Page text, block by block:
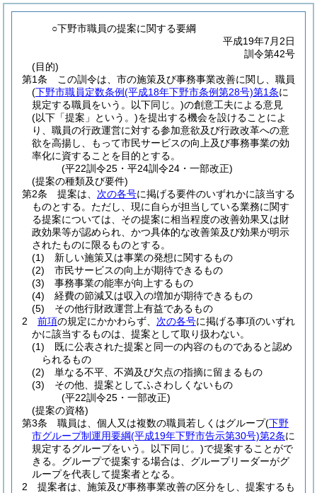
○下野市職員の提案に関する要綱
平成19年7月2日
訓令第42号
(目的)
第1条
この訓令は、市の施策及び事務事業改善に関し、職員
(下野市職員定数条例(平成18年下野市条例第28号)第1条に
規定する職員をいう。以下同じ。)の創意工夫による意見
(以下「提案」という。)を提出する機会を設けることによ
り、職員の行政運営に対する参加意欲及び行政改革への意
欲を高揚し、もって市民サービスの向上及び事務事業の効
率化に資することを目的とする。
(平22訓令25・平24訓令24・一部改正)
(提案の種類及び要件)
第2条
提案は、 次の各号に掲げる要件のいずれかに該当する
ものとする。 ただし、現に自らが担当している業務に関す
る提案については、その提案に相当程度の改善効果又は財
政効果等が認められ、かつ具体的な改善策及び効果が明示
されたものに限るものとする。
(1)
新しい施策又は事業の発想に関するもの
(2)
市民サービスの向上が期待できるもの
(3)
事務事業の能率が向上するもの
(4)
経費の節減又は収入の増加が期待できるもの
(5)
その他行財政運営上有益であるもの
2
前項の規定にかかわらず、 次の各号に掲げる事項のいずれ
かに該当するものは、提案として取り扱わない。
(1)
既に公表された提案と同一の内容のものであると認め
られるもの
(2)
単なる不平、不満及び欠点の指摘に留まるもの
(3)
その他、提案としてふさわしくないもの
(平22訓令25・一部改正)
(提案の資格)
第3条
職員は、個人又は複数の職員若しくはグループ(下野
市グループ制運用要綱(平成19年下野市告示第30号)第2条に
規定するグループをいう。以下同じ。)で提案することがで
きる。 グループで提案する場合は、グループリーダーがグ
ループを代表して提案者となる。
2
提案者は、施策及び事務事業改善の区分をし、提案するも